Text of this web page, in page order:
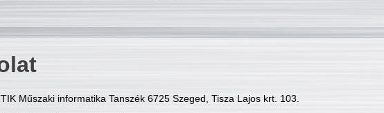
Műszaki informatika Tanszék 6725 Szeged, Tisza Lajos krt. 103.